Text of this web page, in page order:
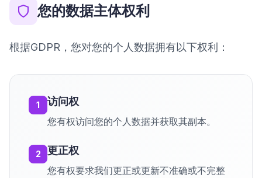
您的数据主体权利
根据GDPR，您对您的个人数据拥有以下权利：
1 访问权
您有权访问您的个人数据并获取其副本。
2 更正权
您有权要求我们更正或更新不准确或不完整